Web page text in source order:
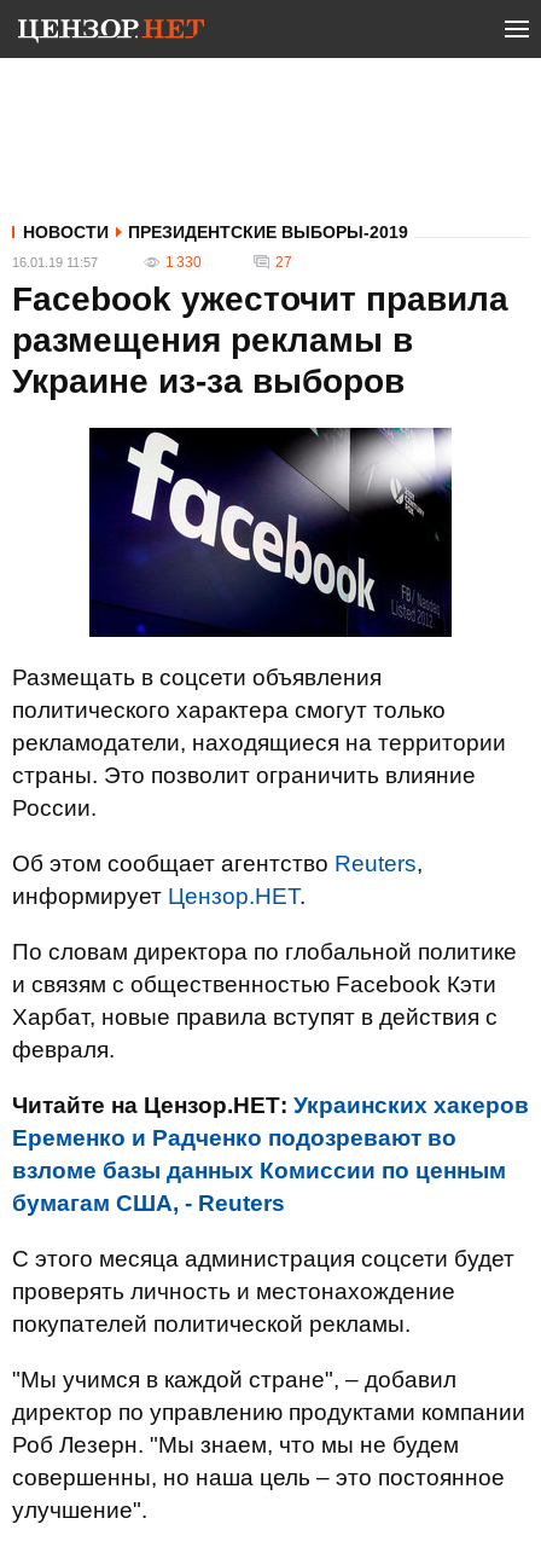
НОВОСТИ ПРЕЗИДЕНТСКИЕ ВЫБОРЫ-2019
16.01.19 11:57 1 330 27
Facebook ужесточит правила
размещения рекламы в
Украине из-за выборов
Размещать в соцсети объявления
политического характера смогут только
рекламодатели, находящиеся на территории
страны. Это позволит ограничить влияние
России.
Об этом сообщает агентство Reuters,
информирует Цензор.НЕТ.
По словам директора по глобальной политике
и связям с общественностью Facebook Кэти
Харбат, новые правила вступят в действия с
февраля.
Читайте на Цензор.НЕТ: Украинских хакеров
Еременко и Радченко подозревают во
взломе базы данных Комиссии по ценным
бумагам США, - Reuters
С этого месяца администрация соцсети будет
проверять личность и местонахождение
покупателей политической рекламы.
"Мы учимся в каждой стране", – добавил
директор по управлению продуктами компании
Роб Лезерн. "Мы знаем, что мы не будем
совершенны, но наша цель – это постоянное
улучшение".